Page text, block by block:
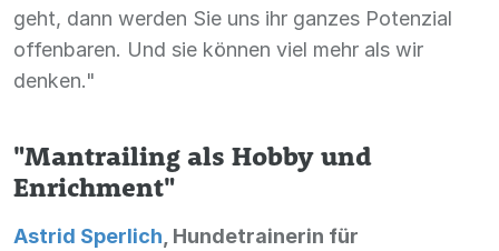
geht, dann werden Sie uns ihr ganzes Potenzial
offenbaren. Und sie können viel mehr als wir
denken."
"Mantrailing als Hobby und
Enrichment"
Astrid Sperlich , Hundetrainerin für